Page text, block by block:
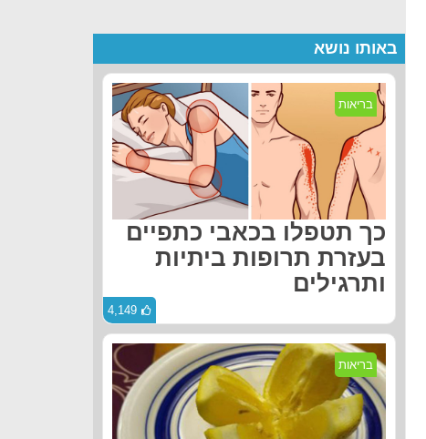
באותו נושא
בריאות
כך תטפלו בכאבי כתפיים
בעזרת תרופות ביתיות
ותרגילים
4,149
בריאות